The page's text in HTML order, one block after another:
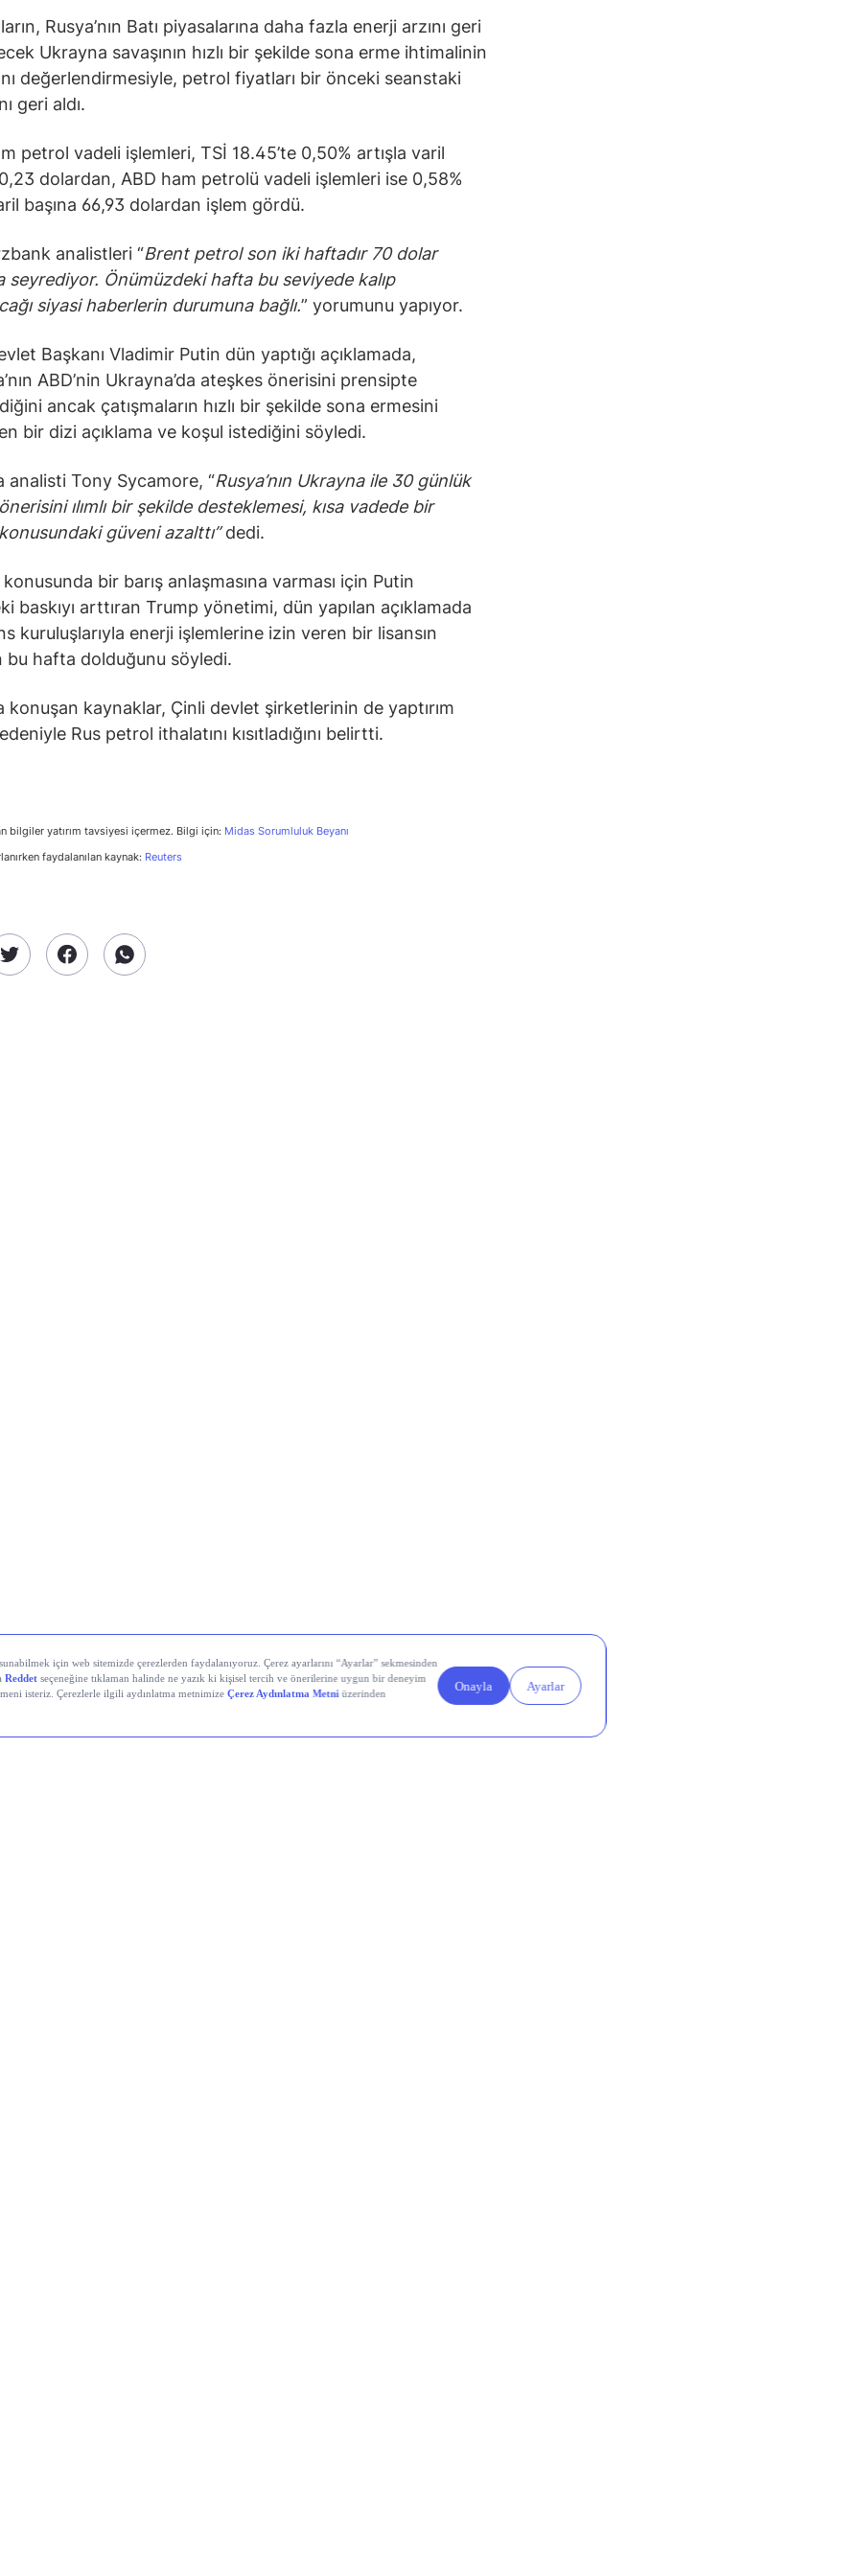
Rusya’nın Batı piyasalarına daha fazla enerji arzını geri
Ukrayna savaşının hızlı bir şekilde sona erme ihtimalinin
değerlendirmesiyle, petrol fiyatları bir önceki seanstaki
geri aldı.
petrol vadeli işlemleri, TSİ 18.45’te 0,50% artışla varil
dolardan, ABD ham petrolü vadeli işlemleri ise 0,58%
başına 66,93 dolardan işlem gördü.
analistleri “Brent petrol son iki haftadır 70 dolar
seyrediyor. Önümüzdeki hafta bu seviyede kalıp
siyasi haberlerin durumuna bağlı.” yorumunu yapıyor.
Başkanı Vladimir Putin dün yaptığı açıklamada,
ABD’nin Ukrayna’da ateşkes önerisini prensipte
ancak çatışmaların hızlı bir şekilde sona ermesini
bir dizi açıklama ve koşul istediğini söyledi.
analisti Tony Sycamore, “Rusya’nın Ukrayna ile 30 günlük
ılımlı bir şekilde desteklemesi, kısa vadede bir
güveni azalttı”dedi.
bir barış anlaşmasına varması için Putin
baskıyı arttıran Trump yönetimi, dün yapılan açıklamada
kuruluşlarıyla enerji işlemlerine izin veren bir lisansın
bu hafta dolduğunu söyledi.
konuşan kaynaklar, Çinli devlet şirketlerinin de yaptırım
Rus petrol ithalatını kısıtladığını belirtti.
bilgiler yatırım tavsiyesi içermez. Bilgi için: Midas Sorumluluk Beyanı
faydalanılan kaynak: Reuters